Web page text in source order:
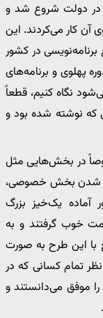
سوم در دولت شروع شد و
آن کار می‌کردند. این
در کشور
پهلوی و برنامه‌های
نگاه کنیم، قطعاً
که نوشته شده بود و
در بخش‌هایی مثل
شدن بخش خصوصی،
آماده یک‌خیز بزرگ
خوب گرفتند و به
این طرح به صورت
تمام کسانی که در
موفق می‌دانستند و